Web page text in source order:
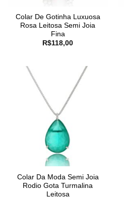
Colar De Gotinha Luxuosa
Rosa Leitosa Semi Joia
Fina
R$118,00
Colar Da Moda Semi Joia
Rodio Gota Turmalina
Leitosa